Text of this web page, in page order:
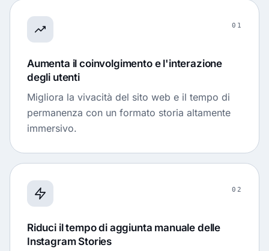
01
Aumenta il coinvolgimento e l'interazione
degli utenti
Migliora la vivacità del sito web e il tempo di
permanenza con un formato storia altamente
immersivo.
02
Riduci il tempo di aggiunta manuale delle
Instagram Stories